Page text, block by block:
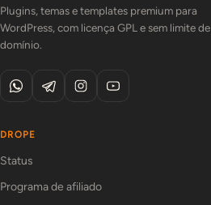
Plugins, temas e templates premium para
WordPress, com licença GPL e sem limite de
domínio.
DROPE
Status
Programa de afiliado